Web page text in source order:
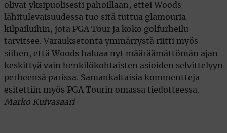
olivat yksipuolisesti pahoillaan, ettei Woods
lähitulevaisuudessa tuo sitä tuttua glamouria
kilpailuihin, jota PGA Tour ja koko golfurheilu
tarvitsee. Varauksetonta ymmärrystä riitti myös
siihen, että Woods haluaa nyt määräämättömän ajan
keskittyä vain henkilökohtaisten asioiden selvittelyyn
perheensä parissa. Samankaltaisia kommentteja
esitettiin myös PGA Tourin omassa tiedotteessa.
Marko Kuivasaari